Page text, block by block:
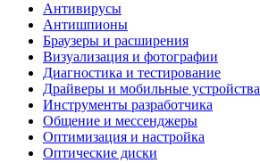
Антивирусы
Антишпионы
Браузеры и расширения
Визуализация и фотографии
Диагностика и тестирование
Драйверы и мобильные устройства
Инструменты разработчика
Общение и мессенджеры
Оптимизация и настройка
Оптические диски